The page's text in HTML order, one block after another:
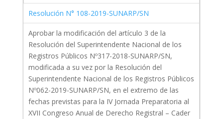
Resolución N° 108-2019-SUNARP/SN
Aprobar la modificación del artículo 3 de la
Resolución del Superintendente Nacional de los
Registros Públicos Nº317-2018-SUNARP/SN,
modificada a su vez por la Resolución del
Superintendente Nacional de los Registros Públicos
Nº062-2019-SUNARP/SN, en el extremo de las
fechas previstas para la IV Jornada Preparatoria al
XVII Congreso Anual de Derecho Registral – Cader